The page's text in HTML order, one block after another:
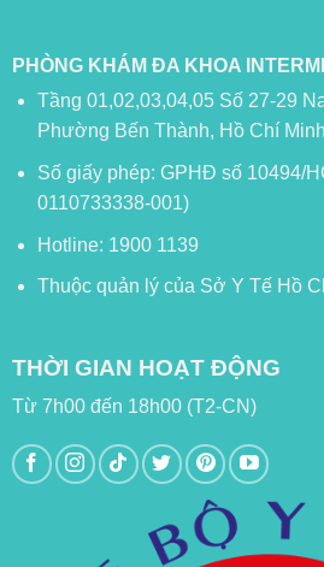
PHÒNG KHÁM ĐA KHOA
Tầng 01,02,03,04,05 Số 27-29
Phường Bến Thành, Hồ Chí Minh
Số giấy phép: GPHĐ số 10494/
0110733338-001)
Hotline: 1900 1139
Thuộc quản lý của Sở Y Tế Hồ
THỜI GIAN HOẠT ĐỘNG
Từ 7h00 đến 18h00 (T2-CN)